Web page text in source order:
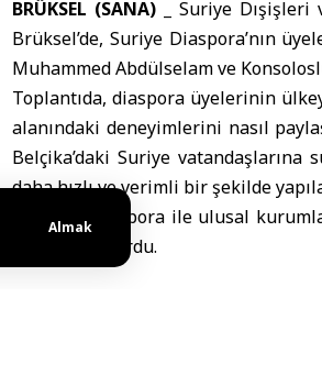
Almak
BRÜKSEL (SANA) _ Suriye Dışişleri
Brüksel’de, Suriye Diaspora’nın
Muhammed Abdülselam ve
Toplantıda, diaspora üyelerinin
alanındaki deneyimlerini nasıl
Belçika’daki Suriye
daha hızlı ve verimli bir şekilde
Toplantı, diaspora ile ulusal
zemini oluşturdu.